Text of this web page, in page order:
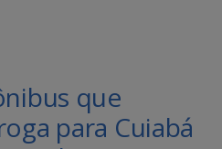
que
para Cuiabá